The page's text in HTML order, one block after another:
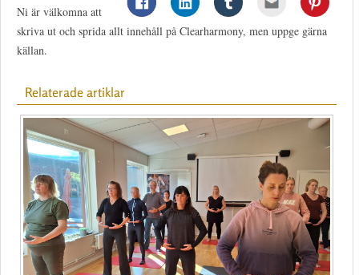
Ni är välkomna att
skriva ut och sprida allt innehåll på Clearharmony, men uppge gärna
källan.
Relaterade artiklar